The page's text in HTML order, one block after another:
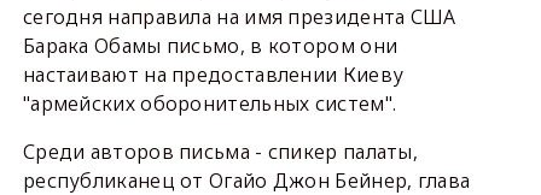
сегодня направила на имя президента США
Барака Обамы письмо, в котором они
настаивают на предоставлении Киеву
"армейских оборонительных систем".
Среди авторов письма - спикер палаты,
республиканец от Огайо Джон Бейнер, глава